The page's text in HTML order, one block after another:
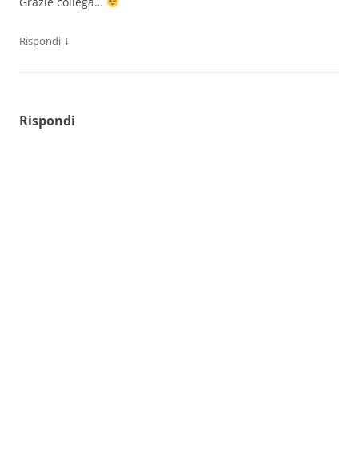
Rispondi ↓
Rispondi